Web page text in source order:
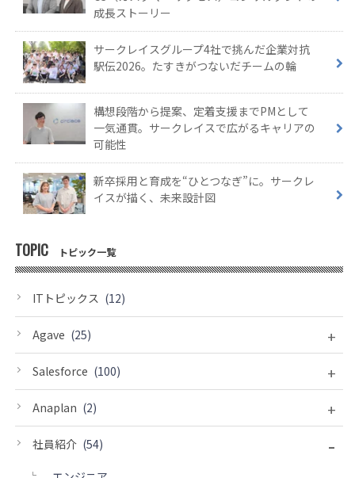
成長ストーリー
サークレイスグループ4社で挑んだ企業対抗
駅伝2026。たすきがつないだチームの輪
構想段階から提案、定着支援までPMとして
一気通貫。サークレイスで広がるキャリアの
可能性
新卒採用と育成を“ひとつなぎ”に。サークレ
イスが描く、未来設計図
TOPIC トピック一覧
ITトピックス (12)
+
Agave (25)
+
Salesforce (100)
+
Anaplan (2)
-
社員紹介 (54)